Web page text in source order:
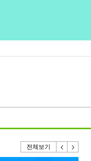
전체보기